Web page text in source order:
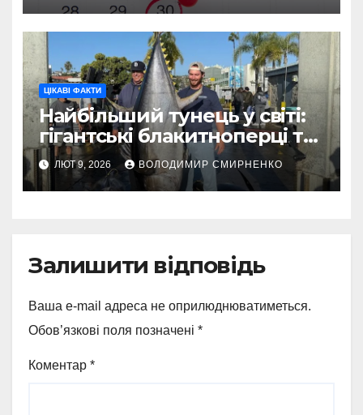
ЦІКАВІ ФАКТИ
Найбільший тунець у світі:
гігантські блакитноперці та
легендарні рекорди
ЛЮТ 9, 2026 ВОЛОДИМИР СМИРНЕНКО
Залишити відповідь
Ваша e-mail адреса не оприлюднюватиметься.
Обов’язкові поля позначені *
Коментар *